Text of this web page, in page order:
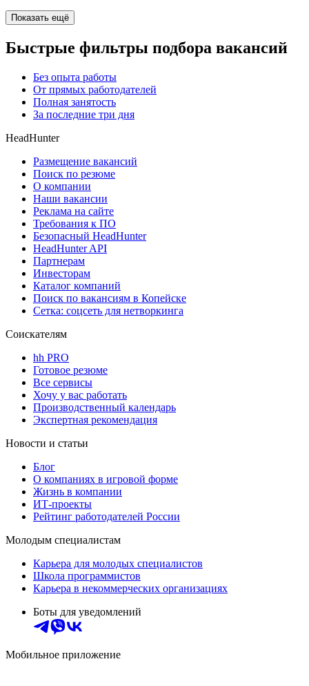
Показать ещё
Быстрые фильтры подбора вакансий
Без опыта работы
От прямых работодателей
Полная занятость
За последние три дня
HeadHunter
Размещение вакансий
Поиск по резюме
О компании
Наши вакансии
Реклама на сайте
Требования к ПО
Безопасный HeadHunter
HeadHunter API
Партнерам
Инвесторам
Каталог компаний
Поиск по вакансиям в Копейске
Сетка: соцсеть для нетворкинга
Соискателям
hh PRO
Готовое резюме
Все сервисы
Хочу у вас работать
Производственный календарь
Экспертная рекомендация
Новости и статьи
Блог
О компаниях в игровой форме
Жизнь в компании
ИТ-проекты
Рейтинг работодателей России
Молодым специалистам
Карьера для молодых специалистов
Школа программистов
Карьера в некоммерческих организациях
Боты для уведомлений
Мобильное приложение